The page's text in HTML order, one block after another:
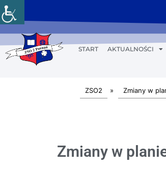
START AKTUALNOŚCI
ZSO2 » Zmiany w
Zmiany w